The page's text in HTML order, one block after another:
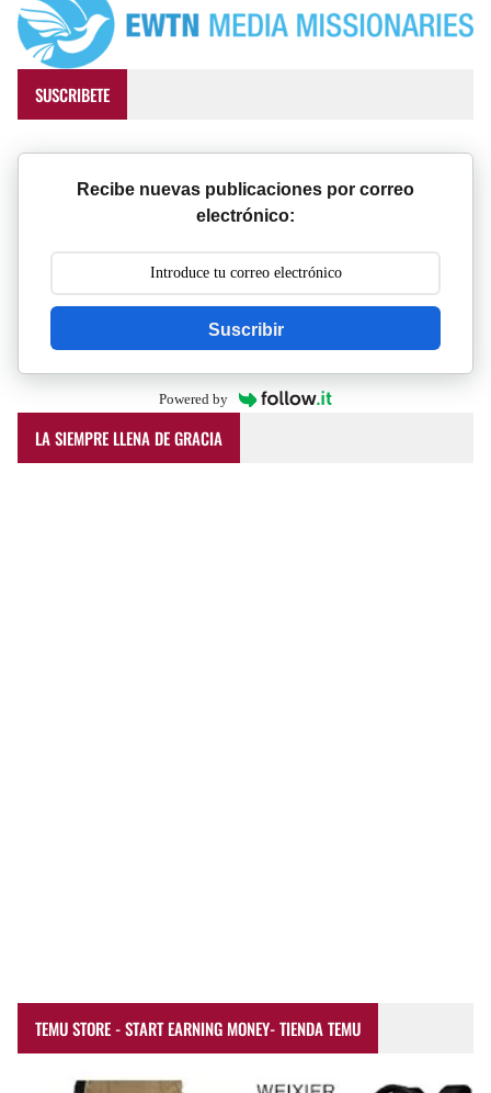
Santa Catalina de Génova, Tratado del Purgatorio
SUSCRIBETE
Recibe nuevas publicaciones por correo
electrónico:
Suscribir
Powered by
LA SIEMPRE LLENA DE GRACIA
TEMU STORE - START EARNING MONEY- TIENDA TEMU